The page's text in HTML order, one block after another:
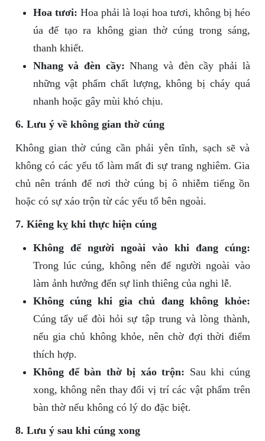
Hoa tươi: Hoa phải là loại hoa tươi, không bị héo
úa để tạo ra không gian thờ cúng trong sáng,
thanh khiết.
Nhang và đèn cầy: Nhang và đèn cầy phải là
những vật phẩm chất lượng, không bị cháy quá
nhanh hoặc gây mùi khó chịu.
6. Lưu ý về không gian thờ cúng
Không gian thờ cúng cần phải yên tĩnh, sạch sẽ và
không có các yếu tố làm mất đi sự trang nghiêm. Gia
chủ nên tránh để nơi thờ cúng bị ô nhiễm tiếng ồn
hoặc có sự xáo trộn từ các yếu tố bên ngoài.
7. Kiêng kỵ khi thực hiện cúng
Không để người ngoài vào khi đang cúng:
Trong lúc cúng, không nên để người ngoài vào
làm ảnh hưởng đến sự linh thiêng của nghi lễ.
Không cúng khi gia chủ đang không khỏe:
Cúng tẩy uế đòi hỏi sự tập trung và lòng thành,
nếu gia chủ không khỏe, nên chờ đợi thời điểm
thích hợp.
Không để bàn thờ bị xáo trộn: Sau khi cúng
xong, không nên thay đổi vị trí các vật phẩm trên
bàn thờ nếu không có lý do đặc biệt.
8. Lưu ý sau khi cúng xong